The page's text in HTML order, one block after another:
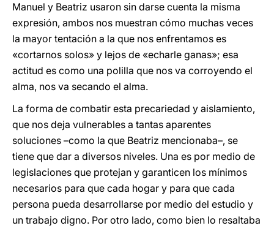
Manuel y Beatriz usaron sin darse cuenta la misma
expresión, ambos nos muestran cómo muchas veces
la mayor tentación a la que nos enfrentamos es
«cortarnos solos» y lejos de «echarle ganas»; esa
actitud es como una polilla que nos va corroyendo el
alma, nos va secando el alma.
La forma de combatir esta precariedad y aislamiento,
que nos deja vulnerables a tantas aparentes
soluciones –como la que Beatriz mencionaba–, se
tiene que dar a diversos niveles. Una es por medio de
legislaciones que protejan y garanticen los mínimos
necesarios para que cada hogar y para que cada
persona pueda desarrollarse por medio del estudio y
un trabajo digno. Por otro lado, como bien lo resaltaba